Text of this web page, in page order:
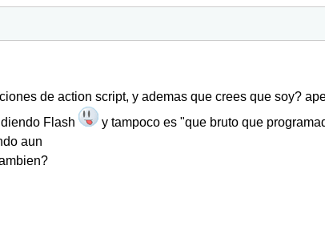
de action script, y ademas que crees que soy?
Flash
y tampoco es "que bruto que
aun